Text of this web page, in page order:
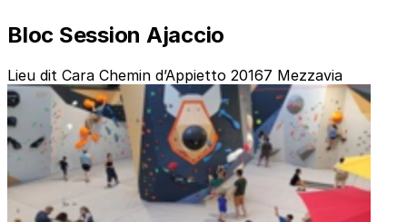
Bloc Session Ajaccio
Lieu dit Cara Chemin d’Appietto 20167 Mezzavia